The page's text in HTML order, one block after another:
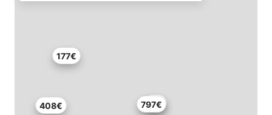
91€
177€
408€ 797€